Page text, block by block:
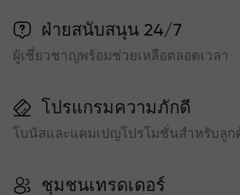
ฝ่ายสนับสนุน 24/7
ผู้เชี่ยวชาญพร้อมช่วยเหลือตลอดเวลา
โปรแกรมความภักดี
โบนัสและแคมเปญโปรโมชั่นสำหรับลูก
ชุมชนเทรดเดอร์